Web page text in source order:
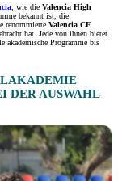
, wie die Valencia High
bekannt ist, die
renommierte Valencia CF
hat. Jede von ihnen bietet
akademische Programme bis
E
AUSWAHL B